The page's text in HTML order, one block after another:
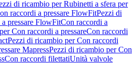
di ricambio per Rubinetti a sfera per
raccordi a pressare FlowFitPezzi di
pressare FlowFitCon raccordi a
Con raccordi a pressareCon raccordi
Pezzi di ricambio per Con raccordi
MapressPezzi di ricambio per Con
Con raccordi filettatiUnità valvole